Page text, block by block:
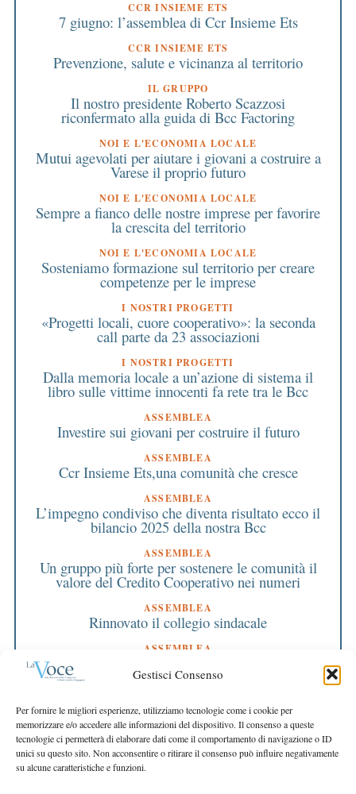
Gestisci Consenso
Per fornire le migliori esperienze, utilizziamo tecnologie come i cookie per
memorizzare e/o accedere alle informazioni del dispositivo. Il consenso a queste
tecnologie ci permetterà di elaborare dati come il comportamento di navigazione o ID
unici su questo sito. Non acconsentire o ritirare il consenso può influire negativamente
su alcune caratteristiche e funzioni.
CCR INSIEME ETS
7 giugno: l’assemblea di Ccr Insieme Ets
CCR INSIEME ETS
Prevenzione, salute e vicinanza al territorio
IL GRUPPO
Il nostro presidente Roberto Scazzosi
riconfermato alla guida di Bcc Factoring
NOI E L'ECONOMIA LOCALE
Mutui agevolati per aiutare i giovani a costruire a
Varese il proprio futuro
NOI E L'ECONOMIA LOCALE
Sempre a fianco delle nostre imprese per favorire
la crescita del territorio
NOI E L'ECONOMIA LOCALE
Sosteniamo formazione sul territorio per creare
competenze per le imprese
I NOSTRI PROGETTI
«Progetti locali, cuore cooperativo»: la seconda
call parte da 23 associazioni
I NOSTRI PROGETTI
Dalla memoria locale a un’azione di sistema il
libro sulle vittime innocenti fa rete tra le Bcc
ASSEMBLEA
Investire sui giovani per costruire il futuro
ASSEMBLEA
Ccr Insieme Ets,una comunità che cresce
ASSEMBLEA
L’impegno condiviso che diventa risultato ecco il
bilancio 2025 della nostra Bcc
ASSEMBLEA
Un gruppo più forte per sostenere le comunità il
valore del Credito Cooperativo nei numeri
ASSEMBLEA
Rinnovato il collegio sindacale
ASSEMBLEA
Bilancio approvato all’unanimità e 2 milioni
destinati al territorio
EDITORIALE DIRETTORE
Crescere restando riconoscibili
EDITORIALE PRESIDENTE
Costruire futuro insieme